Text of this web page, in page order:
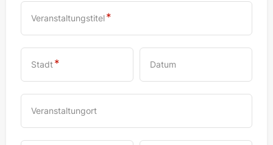
Veranstaltungstitel
Stadt Datum
Veranstaltungort